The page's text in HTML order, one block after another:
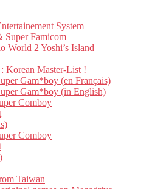
System
Super Famicom
World 2 Yoshi’s Island
Korean Master-List !
Gam*boy (en Français)
Gam*boy (in English)
Comboy
Comboy
Taiwan